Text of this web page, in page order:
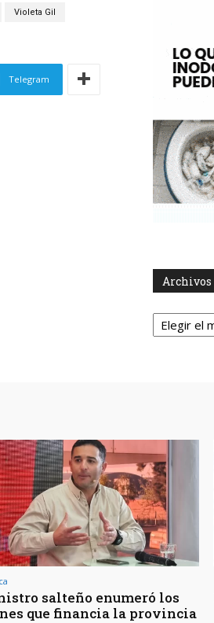
Violeta Gil
Telegram
Archivos
Archivos
salteño enumeró los
que financia la provincia